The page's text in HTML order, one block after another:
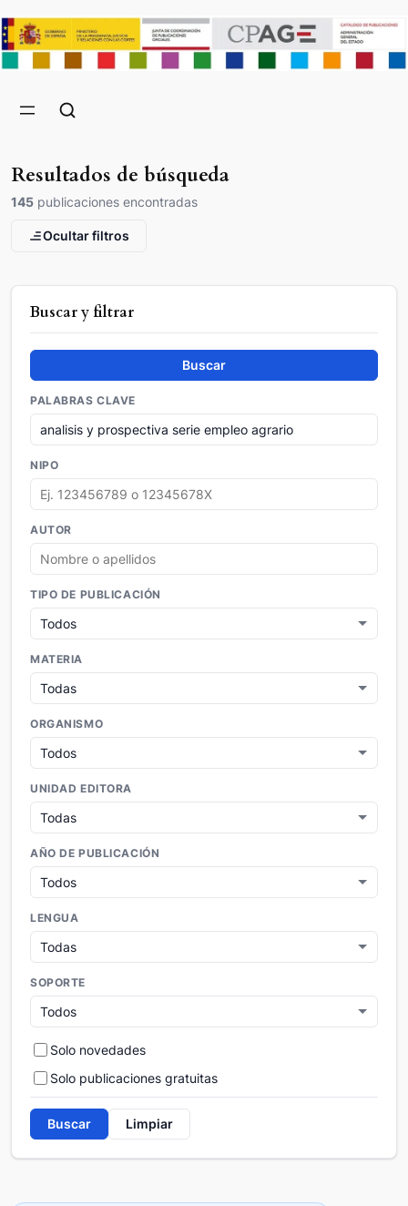
Resultados de búsqueda
145 publicaciones encontradas
Ocultar filtros
Buscar y filtrar
Buscar
PALABRAS CLAVE
NIPO
AUTOR
TIPO DE PUBLICACIÓN
MATERIA
ORGANISMO
UNIDAD EDITORA
AÑO DE PUBLICACIÓN
LENGUA
SOPORTE
Solo novedades
Solo publicaciones gratuitas
Buscar Limpiar